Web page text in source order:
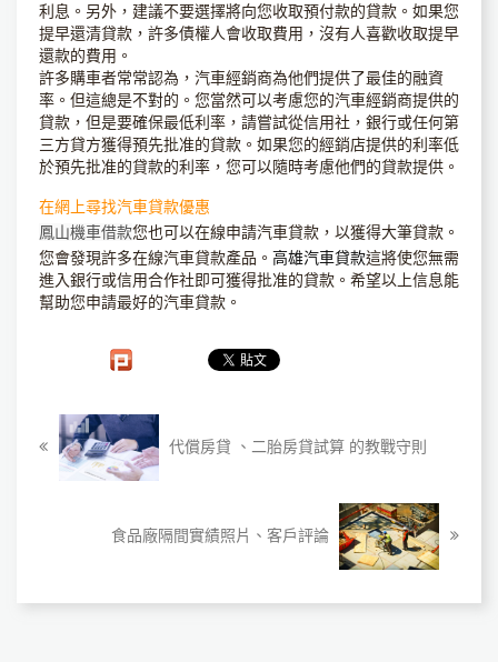
利息。另外，建議不要選擇將向您收取預付款的貸款。如果您
提早還清貸款，許多債權人會收取費用，沒有人喜歡收取提早
還款的費用。
許多購車者常常認為，汽車經銷商為他們提供了最佳的融資
率。但這總是不對的。您當然可以考慮您的汽車經銷商提供的
貸款，但是要確保最低利率，請嘗試從信用社，銀行或任何第
三方貸方獲得預先批准的貸款。如果您的經銷店提供的利率低
於預先批准的貸款的利率，您可以隨時考慮他們的貸款提供。
在網上尋找汽車貸款優惠
鳳山機車借款您也可以在線申請汽車貸款，以獲得大筆貸款。
您會發現許多在線汽車貸款產品。 高雄汽車貸款這將使您無需
進入銀行或信用合作社即可獲得批准的貸款。希望以上信息能
幫助您申請最好的汽車貸款。
代償房貸 、二胎房貸試算 的教戰守則
食品廠隔間實績照片、客戶評論